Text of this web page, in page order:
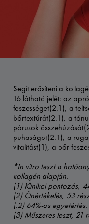
Segít erősíteni a
16 látható jelét: az
feszességet(2.1), a
bőrtextúrát(2.1), a
pórusok
puhaságot(2.1), a
vitalitást(1), a bőr
*In vitro teszt a
kollagén alapján.
(1) Klinikai pontozás,
(2) Önértékelés, 53
(.2) 64%-os egyetértés.
(3) Műszeres teszt, 21